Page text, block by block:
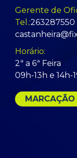
MUDANÇA DE
Gerente de
Tel.:263287550
Horário:
2ª a 6ª Feira
09h-13h e 14h-
MARCAÇÃO